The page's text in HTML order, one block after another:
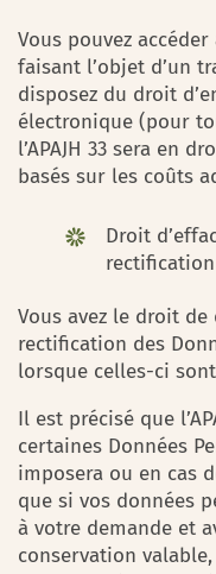
Vous pouvez
faisant l’objet d’un
disposez du droit
électronique (pour
l’APAJH 33 sera en
basés sur les coûts
Droit
Vous avez le droit
rectification des
lorsque celles-ci
Il est précisé que
certaines Données
imposera ou en cas
que si vos données
à votre demande et
conservation